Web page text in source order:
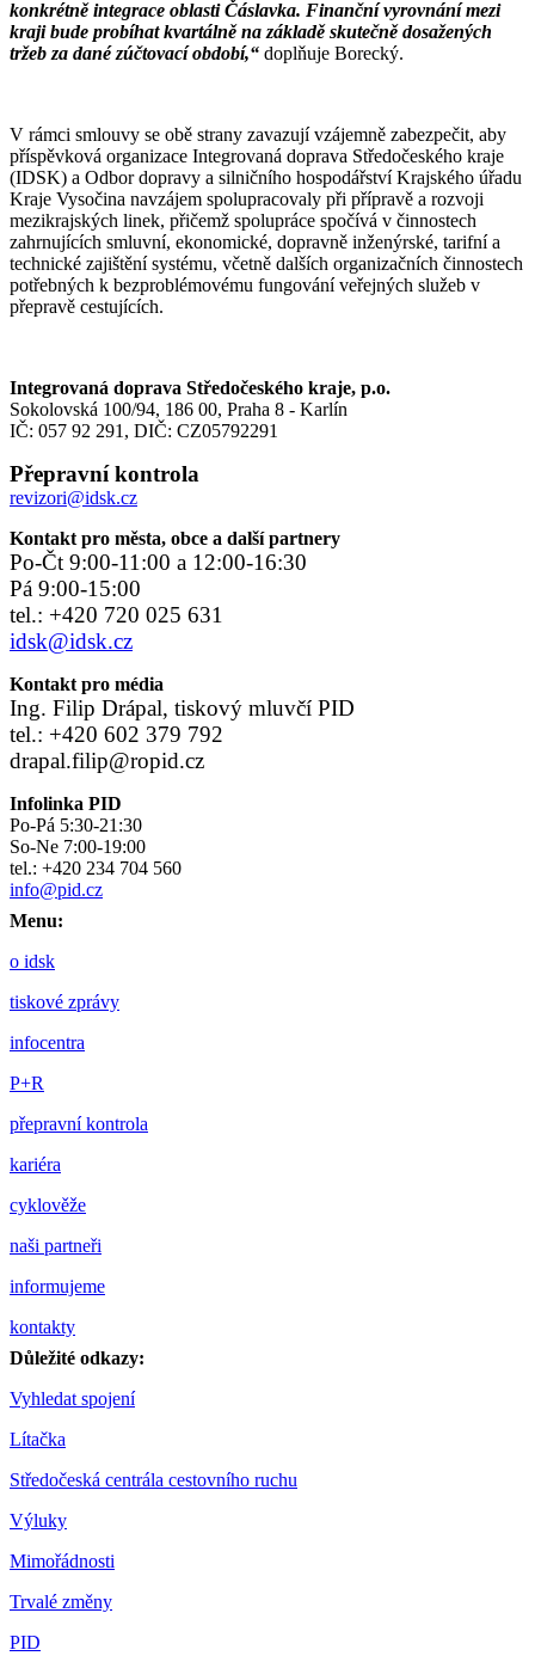
konkrétně integrace oblasti Čáslavka. Finanční vyrovnání mezi
kraji bude probíhat kvartálně na základě skutečně dosažených
tržeb za dané zúčtovací období,“ doplňuje Borecký.
V rámci smlouvy se obě strany zavazují vzájemně zabezpečit, aby
příspěvková organizace Integrovaná doprava Středočeského kraje
(IDSK) a Odbor dopravy a silničního hospodářství Krajského úřadu
Kraje Vysočina navzájem spolupracovaly při přípravě a rozvoji
mezikrajských linek, přičemž spolupráce spočívá v činnostech
zahrnujících smluvní, ekonomické, dopravně inženýrské, tarifní a
technické zajištění systému, včetně dalších organizačních činnostech
potřebných k bezproblémovému fungování veřejných služeb v
přepravě cestujících.
Integrovaná doprava Středočeského kraje, p.o.
Sokolovská 100/94, 186 00, Praha 8 - Karlín
IČ: 057 92 291, DIČ: CZ05792291
Přepravní kontrola
revizori@idsk.cz
Kontakt pro města, obce a další partnery
Po-Čt 9:00-11:00 a 12:00-16:30
Pá 9:00-15:00
tel.: +420 720 025 631
idsk@idsk.cz
Kontakt pro média
Ing. Filip Drápal, tiskový mluvčí PID
tel.: +420 602 379 792
drapal.filip@ropid.cz
Infolinka PID
Po-Pá 5:30-21:30
So-Ne 7:00-19:00
tel.: +420 234 704 560
info@pid.cz
Menu:
o idsk
tiskové zprávy
infocentra
P+R
přepravní kontrola
kariéra
cyklověže
naši partneři
informujeme
kontakty
Důležité odkazy:
Vyhledat spojení
Lítačka
Středočeská centrála cestovního ruchu
Výluky
Mimořádnosti
Trvalé změny
PID